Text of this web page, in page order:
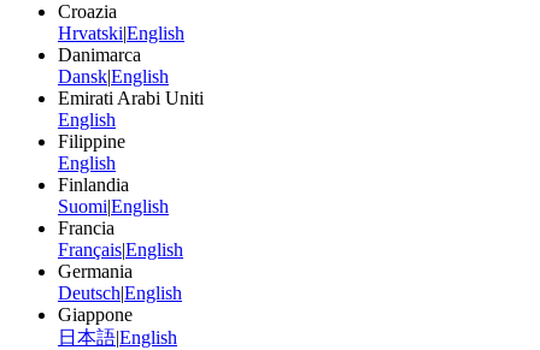
Croazia
Hrvatski|English
Danimarca
Dansk|English
Emirati Arabi Uniti
English
Filippine
English
Finlandia
Suomi|English
Francia
Français|English
Germania
Deutsch|English
Giappone
日本語|English